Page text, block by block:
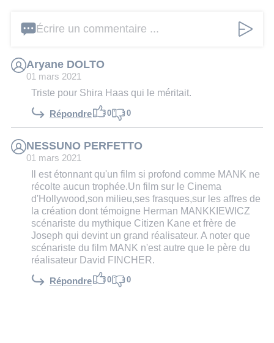
Écrire un commentaire ...
Aryane DOLTO
01 mars 2021
Triste pour Shira Haas qui le méritait.
Répondre 0 0
NESSUNO PERFETTO
01 mars 2021
Il est étonnant qu'un film si profond comme MANK ne
récolte aucun trophée.Un film sur le Cinema
d'Hollywood,son milieu,ses frasques,sur les affres de
la création dont témoigne Herman MANKKIEWICZ
scénariste du mythique Citizen Kane et frère de
Joseph qui devint un grand réalisateur. A noter que
scénariste du film MANK n'est autre que le père du
réalisateur David FINCHER.
Répondre 0 0